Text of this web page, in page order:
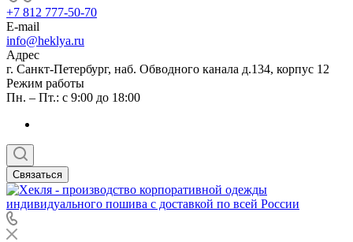
+7 812 777-50-70
E-mail
info@heklya.ru
Адрес
г. Санкт-Петербург, наб. Обводного канала д.134, корпус 12
Режим работы
Пн. – Пт.: с 9:00 до 18:00
Связаться